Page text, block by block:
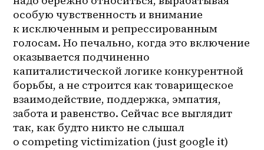
особую чувственность и внимание
к исключенным и репрессированным
голосам. Но печально, когда это включение
оказывается подчиненно
капиталистической логике конкурентной
борьбы, а не строится как товарищеское
взаимодействие, поддержка, эмпатия,
забота и равенство. Сейчас все выглядит
так, как будто никто не слышал
о competing victimization (just google it)